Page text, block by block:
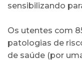
sensibilizando
Os utentes com
patologias de
de saúde (por